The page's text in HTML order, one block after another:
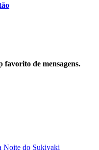
favorito de mensagens.